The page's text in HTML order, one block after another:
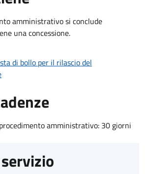
amministrativo si conclude
una concessione.
di bollo per il rilascio del
amministrativo: 30 giorni